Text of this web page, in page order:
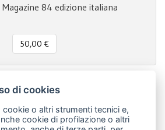
Magazine 84 edizione italiana
50,00 €
WhatsApp
WeChatSnapchatTelegram
EmailMessage
di cookies
o altri strumenti tecnici e,
cookie di profilazione o altri